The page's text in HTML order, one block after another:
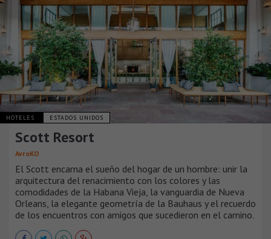
HOTELES ESTADOS UNIDOS
Scott Resort
AvroKO
El Scott encarna el sueño del hogar de un hombre: unir la
arquitectura del renacimiento con los colores y las
comodidades de la Habana Vieja, la vanguardia de Nueva
Orleans, la elegante geometría de la Bauhaus y el recuerdo
de los encuentros con amigos que sucedieron en el camino.